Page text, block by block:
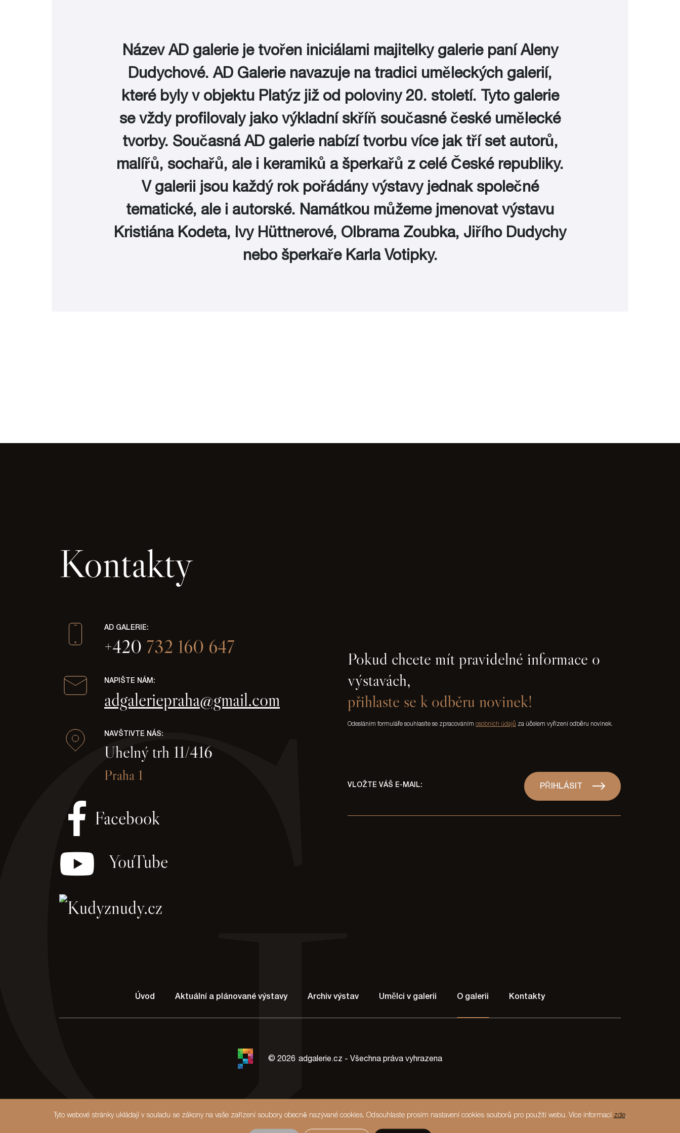
Název AD galerie je tvořen iniciálami majitelky galerie paní Aleny
Dudychové. AD Galerie navazuje na tradici uměleckých galerií,
které byly v objektu Platýz již od poloviny 20. století. Tyto galerie
se vždy profilovaly jako výkladní skříň současné české umělecké
tvorby. Současná AD galerie nabízí tvorbu více jak tří set autorů,
malířů, sochařů, ale i keramiků a šperkařů z celé České republiky.
V galerii jsou každý rok pořádány výstavy jednak společné
tematické, ale i autorské. Namátkou můžeme jmenovat výstavu
Kristiána Kodeta, Ivy Hüttnerové, Olbrama Zoubka, Jiřího Dudychy
nebo šperkaře Karla Votipky.
Kontakty
AD GALERIE:
+420 732 160 647
NAPIŠTE NÁM:
adgaleriepraha@gmail.com
NAVŠTIVTE NÁS:
Uhelný trh 11/416
Praha 1
Facebook
YouTube
Pokud chcete mít pravidelné informace o
výstavách,
přihlaste se k odběru novinek!
Odesláním formuláře souhlasíte se zpracováním osobních údajů za účelem vyřízení odběru novinek.
VLOŽTE VÁŠ E-MAIL: PŘIHLÁSIT
Úvod Aktuální a plánované výstavy Archiv výstav Umělci v galerii O galerii Kontakty
© 2026 adgalerie.cz - Všechna práva vyhrazena
Tyto webové stránky ukládají v souladu se zákony na vaše zařízení soubory, obecně nazývané cookies. Odsouhlaste prosím nastavení cookies souborů pro použití webu. Více informací zde.